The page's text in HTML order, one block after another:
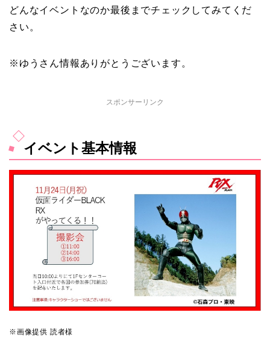
どんなイベントなのか最後までチェックしてみてくだ
さい。
※ゆうさん情報ありがとうございます。
スポンサーリンク
イベント基本情報
※画像提供 読者様